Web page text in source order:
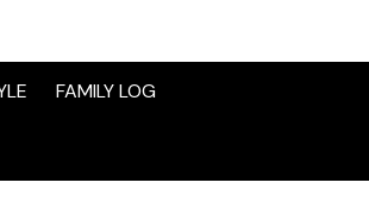
FAMILY LOG